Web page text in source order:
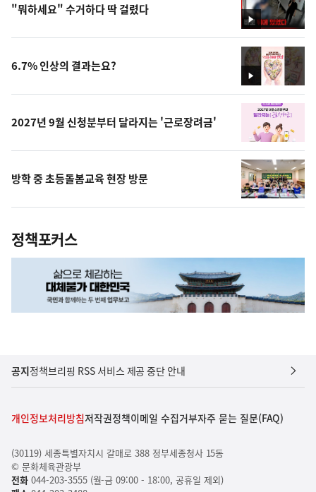
영
상
"뭐하세요" 수거하다 딱 걸렸다
영
상
6.7% 인상의 결과는요?
2027년 9월 신청분부터 달라지는 '근로장려금'
방학 중 초등돌봄교육 현장 방문
정책포커스
공지정책브리핑 RSS 서비스 제공 중단 안내
개인정보처리방침저작권정책이메일 수집거부자주 묻는 질문(FAQ)
(30119) 세종특별자치시 갈매로 388 정부세종청사 15동
© 문화체육관광부
전화044-203-3555 (월-금 09:00 - 18:00, 공휴일 제외)